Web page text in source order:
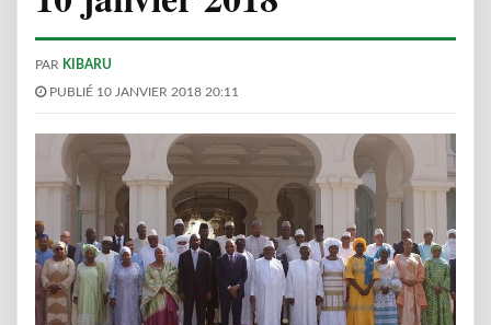
PAR KIBARU
PUBLIÉ 10 JANVIER 2018 20:11